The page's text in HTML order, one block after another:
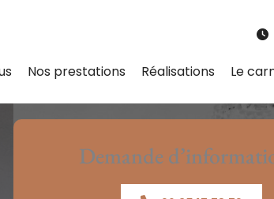
Nos prestations Réalisations Le
Demande